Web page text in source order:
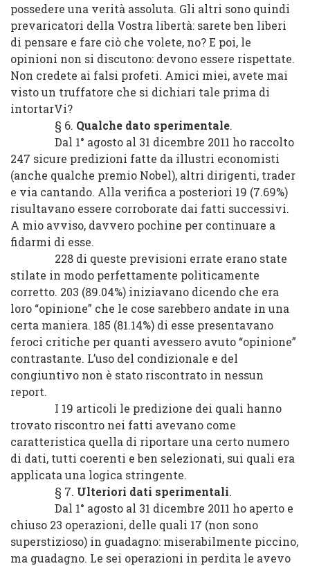
possedere una verità assoluta. Gli altri sono quindi
prevaricatori della Vostra libertà: sarete ben liberi
di pensare e fare ciò che volete, no? E poi, le
opinioni non si discutono: devono essere rispettate.
Non credete ai falsi profeti. Amici miei, avete mai
visto un truffatore che si dichiari tale prima di
intortarVi?
§ 6. Qualche dato sperimentale.
Dal 1° agosto al 31 dicembre 2011 ho raccolto
247 sicure predizioni fatte da illustri economisti
(anche qualche premio Nobel), altri dirigenti, trader
e via cantando. Alla verifica a posteriori 19 (7.69%)
risultavano essere corroborate dai fatti successivi.
A mio avviso, davvero pochine per continuare a
fidarmi di esse.
228 di queste previsioni errate erano state
stilate in modo perfettamente politicamente
corretto. 203 (89.04%) iniziavano dicendo che era
loro “opinione” che le cose sarebbero andate in una
certa maniera. 185 (81.14%) di esse presentavano
feroci critiche per quanti avessero avuto “opinione”
contrastante. L’uso del condizionale e del
congiuntivo non è stato riscontrato in nessun
report.
I 19 articoli le predizione dei quali hanno
trovato riscontro nei fatti avevano come
caratteristica quella di riportare una certo numero
di dati, tutti coerenti e ben selezionati, sui quali era
applicata una logica stringente.
§ 7. Ulteriori dati sperimentali.
Dal 1° agosto al 31 dicembre 2011 ho aperto e
chiuso 23 operazioni, delle quali 17 (non sono
superstizioso) in guadagno: miserabilmente piccino,
ma guadagno. Le sei operazioni in perdita le avevo